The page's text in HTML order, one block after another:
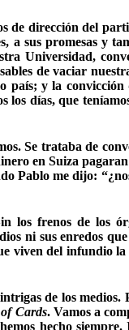
de dirección del
sus promesas y
Universidad,
de vaciar
país; y la
los días, que
Se trataba de
en Suiza
Pablo me dijo:
los frenos de los
ni sus enredos
viven del infundio
de los
Cards. Vamos a
hecho siempre.